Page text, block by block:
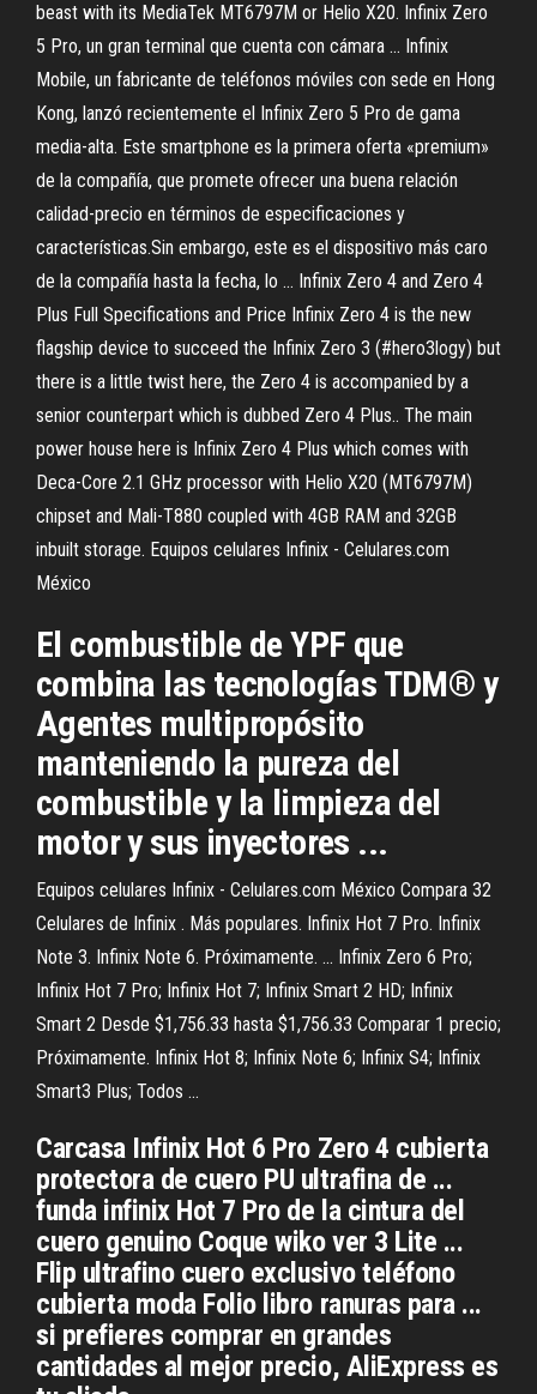
beast with its MediaTek MT6797M or Helio X20. Infinix Zero
5 Pro, un gran terminal que cuenta con cámara ... Infinix
Mobile, un fabricante de teléfonos móviles con sede en Hong
Kong, lanzó recientemente el Infinix Zero 5 Pro de gama
media-alta. Este smartphone es la primera oferta «premium»
de la compañía, que promete ofrecer una buena relación
calidad-precio en términos de especificaciones y
características.Sin embargo, este es el dispositivo más caro
de la compañía hasta la fecha, lo ... Infinix Zero 4 and Zero 4
Plus Full Specifications and Price Infinix Zero 4 is the new
flagship device to succeed the Infinix Zero 3 (#hero3logy) but
there is a little twist here, the Zero 4 is accompanied by a
senior counterpart which is dubbed Zero 4 Plus.. The main
power house here is Infinix Zero 4 Plus which comes with
Deca-Core 2.1 GHz processor with Helio X20 (MT6797M)
chipset and Mali-T880 coupled with 4GB RAM and 32GB
inbuilt storage. Equipos celulares Infinix - Celulares.com
México
El combustible de YPF que
combina las tecnologías TDM® y
Agentes multipropósito
manteniendo la pureza del
combustible y la limpieza del
motor y sus inyectores ...
Equipos celulares Infinix - Celulares.com México Compara 32
Celulares de Infinix . Más populares. Infinix Hot 7 Pro. Infinix
Note 3. Infinix Note 6. Próximamente. ... Infinix Zero 6 Pro;
Infinix Hot 7 Pro; Infinix Hot 7; Infinix Smart 2 HD; Infinix
Smart 2 Desde $1,756.33 hasta $1,756.33 Comparar 1 precio;
Próximamente. Infinix Hot 8; Infinix Note 6; Infinix S4; Infinix
Smart3 Plus; Todos ...
Carcasa Infinix Hot 6 Pro Zero 4 cubierta
protectora de cuero PU ultrafina de ...
funda infinix Hot 7 Pro de la cintura del
cuero genuino Coque wiko ver 3 Lite ...
Flip ultrafino cuero exclusivo teléfono
cubierta moda Folio libro ranuras para ...
si prefieres comprar en grandes
cantidades al mejor precio, AliExpress es